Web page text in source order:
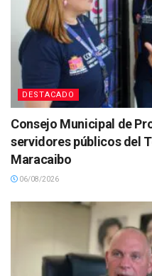
DESTACADO
Consejo Municipal de
servidores públicos del
Maracaibo
06/08/2026